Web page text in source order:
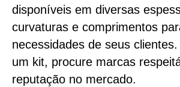
disponíveis em diversas
curvaturas e comprimentos
necessidades de seus
um kit, procure marcas
reputação no mercado.